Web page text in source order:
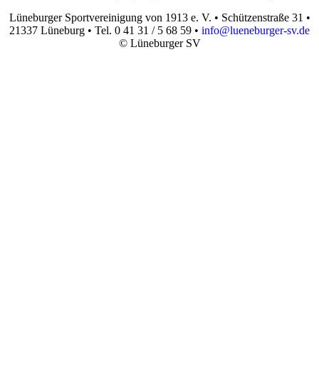
Lüneburger Sportvereinigung von 1913 e. V. • Schützenstraße 31 •
21337 Lüneburg • Tel. 0 41 31 / 5 68 59 • info@lueneburger-sv.de
© Lüneburger SV